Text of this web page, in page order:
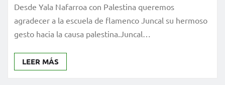
Desde Yala Nafarroa con Palestina queremos
agradecer a la escuela de flamenco Juncal su hermoso
gesto hacia la causa palestina.Juncal…
LEER MÁS